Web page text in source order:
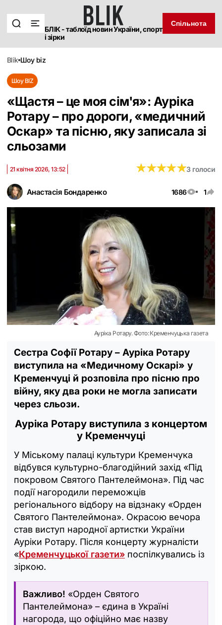
БЛІК - таблоїд новин України, спорт
і зірки
Спільнота
blik шоу biz
Шоу BIZ
«Щастя – це моя сім'я»: Ауріка
Ротару – про дороги, «медичний
Оскар» та пісню, яку записала зі
сльозами
Анастасія Бондаренко 1686 1
21 квітня 2026, 13:52 ★★★★★
★★★★★3 голоси
Ауріка Ротару. Фото: Кременчуцька газета
Сестра Софії Ротару – Ауріка Ротару
виступила на «Медичному Оскарі» у
Кременчуці й розповіла про пісню про
війну, яку два роки не могла записати
через сльози.
Ауріка Ротару виступила з концертом
у Кременчуці
У Міському палаці культури Кременчука
відбувся культурно-благодійний захід «Під
покровом Святого Пантелеймона». Під час
події нагородили переможців
регіонального відбору на відзнаку «Орден
Святого Пантелеймона». Окрасою вечора
став виступ народної артистки України
Ауріки Ротару. Після концерту журналісти
«Кременчуцької газети» поспілкувались із
зіркою.
Важливо! «Орден Святого
Пантелеймона» – єдина в Україні
нагорода, що офіційно має назву